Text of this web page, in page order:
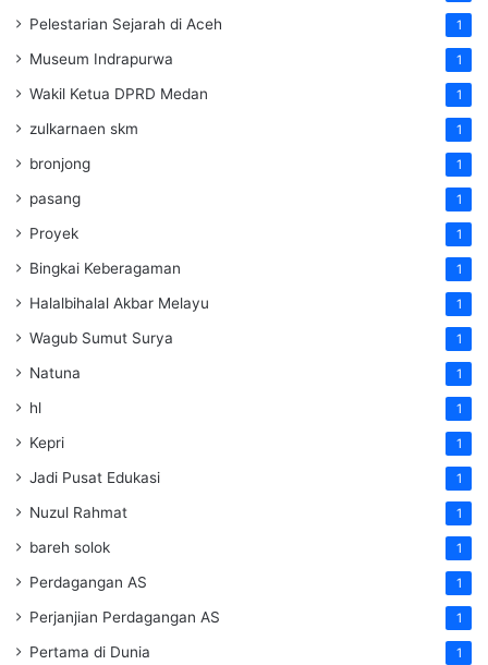
Pelestarian Sejarah di Aceh 1
Museum Indrapurwa 1
Wakil Ketua DPRD Medan 1
zulkarnaen skm 1
bronjong 1
pasang 1
Proyek 1
Bingkai Keberagaman 1
Halalbihalal Akbar Melayu 1
Wagub Sumut Surya 1
Natuna 1
hl 1
Kepri 1
Jadi Pusat Edukasi 1
Nuzul Rahmat 1
bareh solok 1
Perdagangan AS 1
Perjanjian Perdagangan AS 1
Pertama di Dunia 1